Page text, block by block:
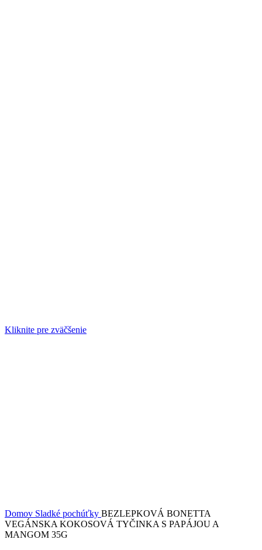
Kliknite pre zväčšenie
Domov Sladké pochúťky BEZLEPKOVÁ BONETTA
VEGÁNSKA KOKOSOVÁ TYČINKA S PAPÁJOU A
MANGOM 35G